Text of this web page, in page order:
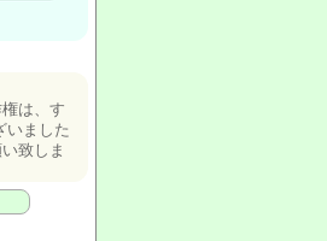
は、す
いました
致しま